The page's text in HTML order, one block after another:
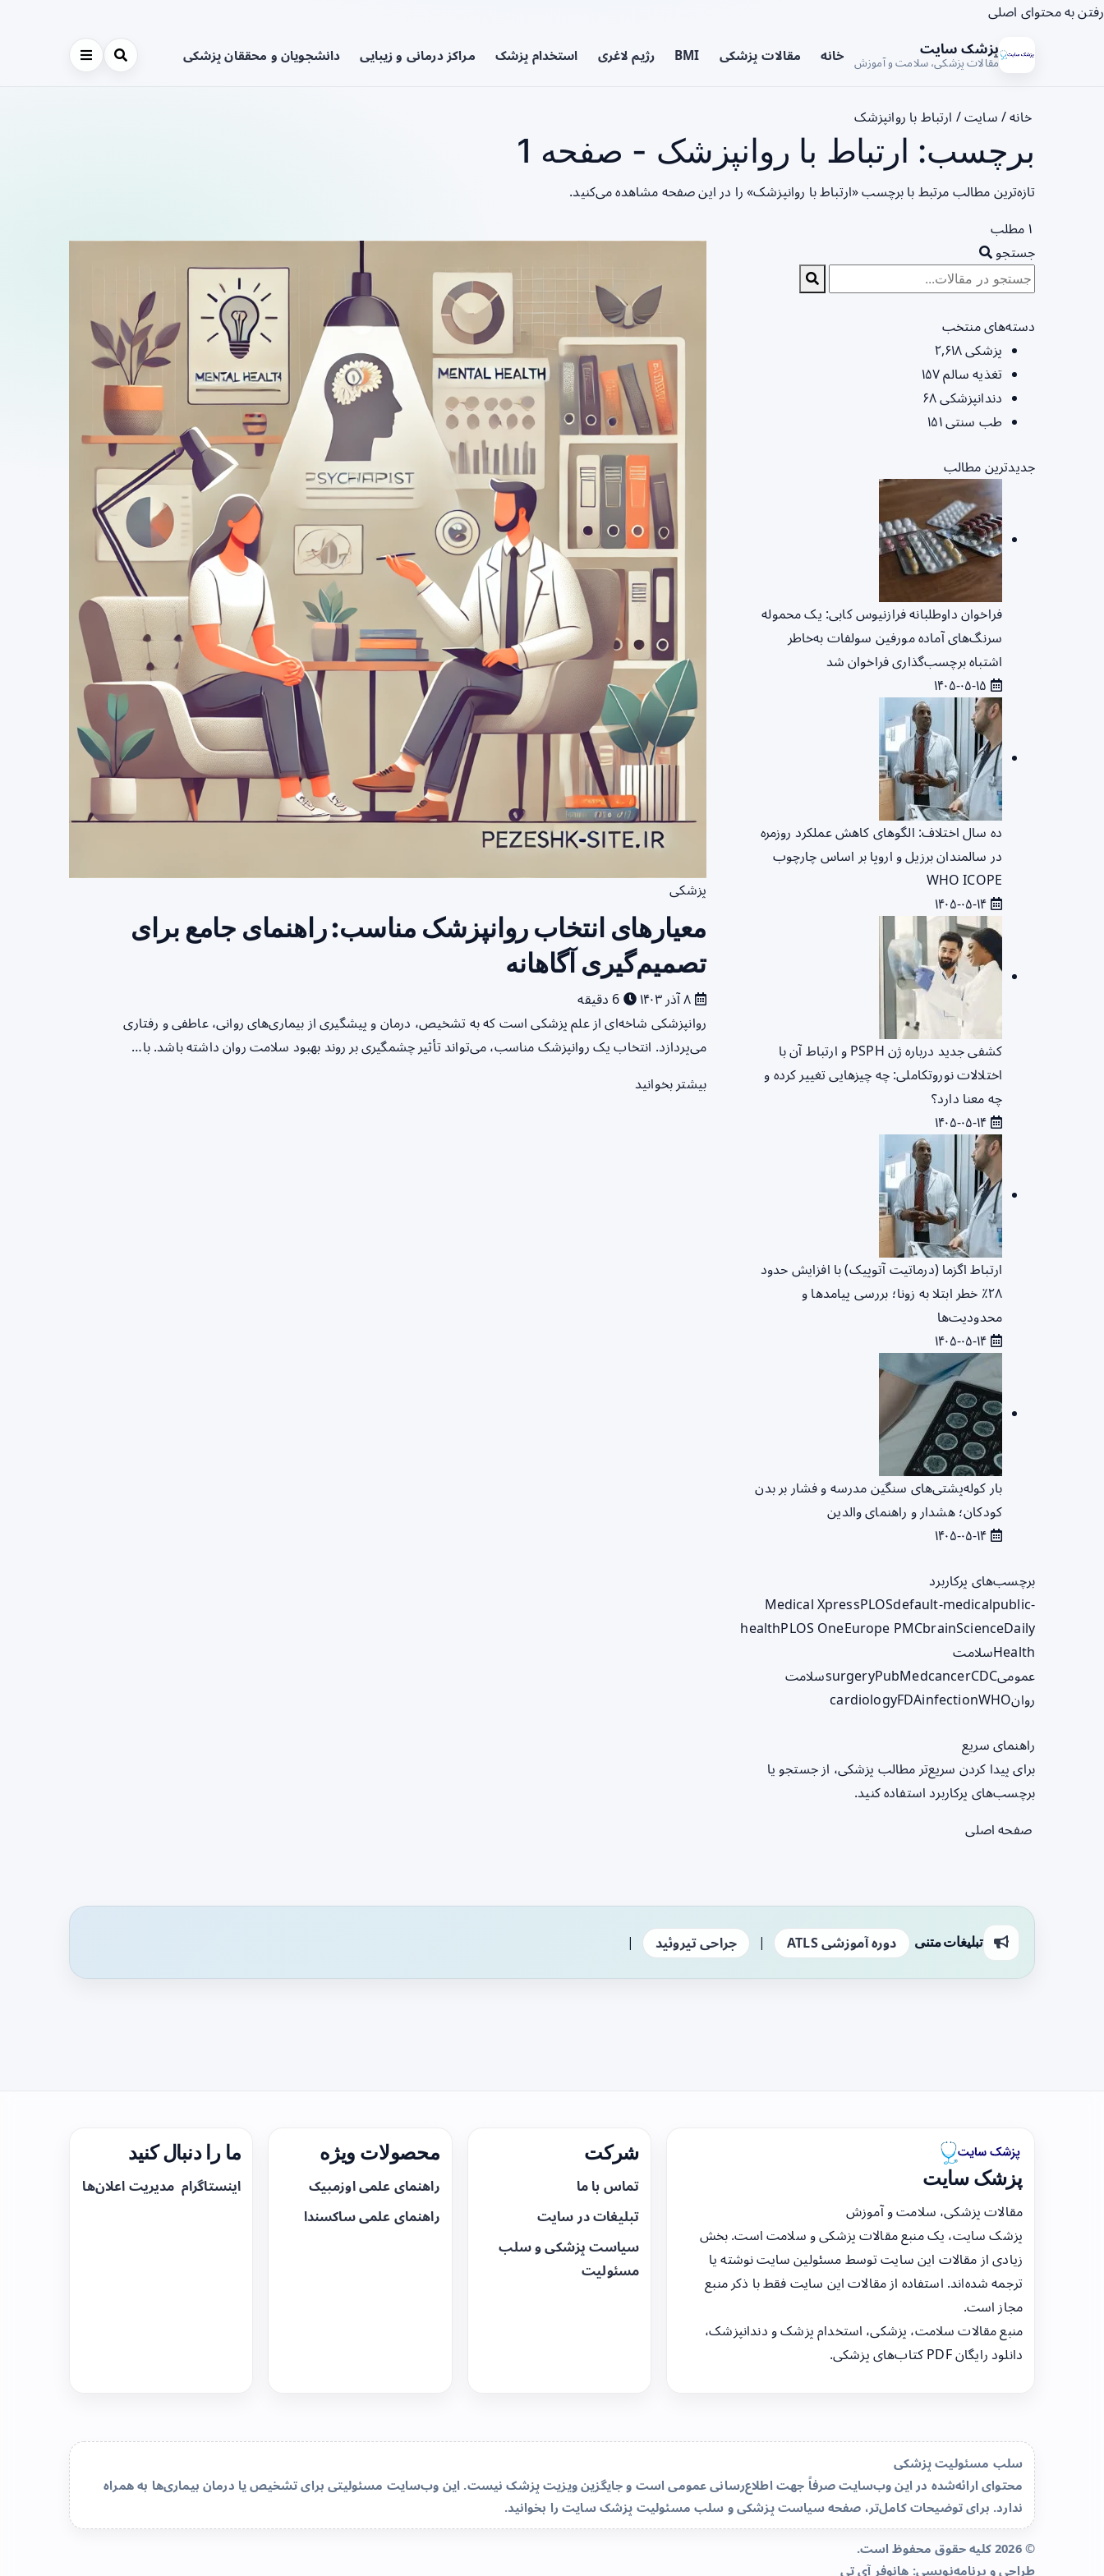
رفتن به محتوای اصلی
پزشک سایت
مقالات پزشکی، سلامت و آموزش خانه مقالات پزشکی BMI رژیم لاغری استخدام پزشک مراکز درمانی و زیبایی دانشجویان و محققان پزشکی
خانه/ سایت/ ارتباط با روانپزشک
برچسب: ارتباط با روانپزشک - صفحه 1
تازه‌ترین مطالب مرتبط با برچسب «ارتباط با روانپزشک» را در این صفحه مشاهده می‌کنید.
۱ مطلب
پزشکی
معیارهای انتخاب روانپزشک مناسب: راهنمای جامع برای
تصمیم‌گیری آگاهانه
روانپزشکی شاخه‌ای از علم پزشکی است که به تشخیص، درمان و پیشگیری از بیماری‌های روانی، عاطفی و رفتاری
می‌پردازد. انتخاب یک روانپزشک مناسب، می‌تواند تأثیر چشمگیری بر روند بهبود سلامت روان داشته باشد. با…
بیشتر بخوانید
جستجو
دسته‌های منتخب
پزشکی۲,۶۱۸
تغذیه سالم۱۵۷
دندانپزشکی۶۸
طب سنتی۱۵۱
جدیدترین مطالب
فراخوان داوطلبانه فرازنیوس کابی: یک محموله
سرنگ‌های آماده مورفین سولفات به‌خاطر
اشتباه برچسب‌گذاری فراخوان شد
ده سال اختلاف: الگوهای کاهش عملکرد روزمره
در سالمندان برزیل و اروپا بر اساس چارچوب
WHO ICOPE
کشفی جدید درباره ژن PSPH و ارتباط آن با
اختلالات نوروتکاملی: چه چیزهایی تغییر کرده و
چه معنا دارد؟
ارتباط اگزما (درماتیت آتوپیک) با افزایش حدود
۲۸٪ خطر ابتلا به زونا؛ بررسی پیامدها و
محدودیت‌ها
بار کوله‌پشتی‌های سنگین مدرسه و فشار بر بدن
کودکان؛ هشدار و راهنمای والدین
برچسب‌های پرکاربرد
Medical XpressPLOSdefault-medicalpublic-
healthPLOS OneEurope PMCbrainScienceDaily
Healthسلامت
عمومی
surgeryPubMedcancerCDC
سلامت
روان
cardiologyFDAinfectionWHO
راهنمای سریع
برای پیدا کردن سریع‌تر مطالب پزشکی، از جستجو یا
برچسب‌های پرکاربرد استفاده کنید.
صفحه اصلی
تبلیغات متنی دوره آموزشی ATLS | جراحی تیروئید |
پزشک سایت
مقالات پزشکی، سلامت و آموزش
پزشک سایت، یک منبع مقالات پزشکی و سلامت است. بخش
زیادی از مقالات این سایت توسط مسئولین سایت نوشته یا
ترجمه شده‌اند. استفاده از مقالات این سایت فقط با ذکر منبع
مجاز است.
منبع مقالات سلامت، پزشکی، استخدام پزشک و دندانپزشک،
دانلود رایگان PDF کتاب‌های پزشکی.
شرکت
تماس با ما
تبلیغات در سایت
سیاست پزشکی و سلب
مسئولیت
محصولات ویژه
راهنمای علمی اوزمپیک
راهنمای علمی ساکسندا
ما را دنبال کنید
اینستاگرام مدیریت اعلان‌ها
سلب مسئولیت پزشکی
محتوای ارائه‌شده در این وب‌سایت صرفاً جهت اطلاع‌رسانی عمومی است و جایگزین ویزیت پزشک نیست. این وب‌سایت مسئولیتی برای تشخیص یا درمان بیماری‌ها به همراه
ندارد. برای توضیحات کامل‌تر، صفحهسیاست پزشکی و سلب مسئولیت پزشک سایترا بخوانید.
© 2026 کلیه حقوق محفوظ است.
طراحی و برنامه‌نویسی: هانوفر آی تی